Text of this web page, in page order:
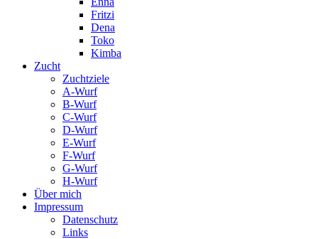
Fritzi
Dena
Toko
Kimba
Zucht
Zuchtziele
A-Wurf
B-Wurf
C-Wurf
D-Wurf
E-Wurf
F-Wurf
G-Wurf
H-Wurf
Über mich
Impressum
Datenschutz
Links